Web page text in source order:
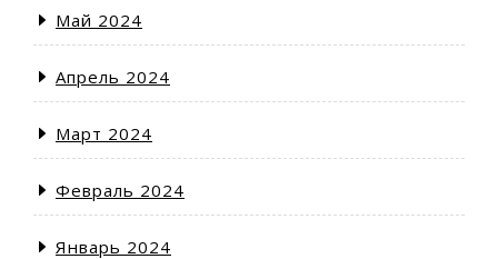
Май 2024
Апрель 2024
Март 2024
Февраль 2024
Январь 2024